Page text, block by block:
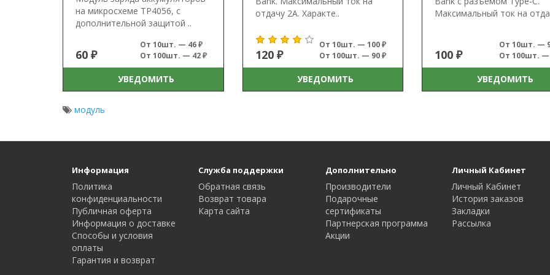
на микросхеме TP4056, с
дополнительной защитой ..
60 ₽
От 10шт. — 46 ₽
От 100шт. — 42 ₽
УВЕДОМИТЬ
отдачу 2А. Характе..
120 ₽
От 10шт. — 100 ₽
От 100шт. — 90 ₽
УВЕДОМИТЬ
Максимальный ток на
100 ₽
От 10шт. —
От 100шт. —
УВЕДОМИТЬ
модуль
Информация
Политика
конфиденциальности
Публичная оферта
Информация о доставке
Способы и условия
оплаты
Гарантия и возврат
Служба поддержки
Обратная связь
Возврат товара
Карта сайта
Дополнительно
Производители
Подарочные
сертификаты
Партнерская программа
Акции
Личный Кабинет
Личный Кабинет
История заказов
Закладки
Рассылка